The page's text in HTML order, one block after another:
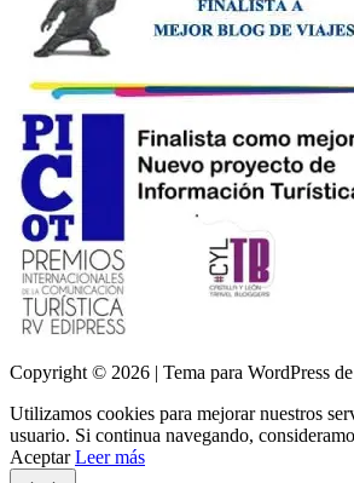
Copyright © 2026 | Tema para WordPress de
Utilizamos cookies para mejorar nuestros
usuario. Si continua navegando,
Aceptar Leer más